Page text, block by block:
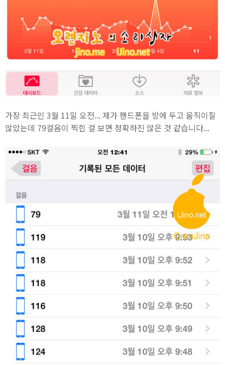
가장 최근인 3월 11일 오전... 제가 핸드폰을 방에 두고 움직이질
않았는데 79걸음이 찍힌 걸 보면 정확하진 않은 것 같습니다...